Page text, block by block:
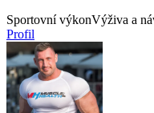
Sportovní výkonVýživa a
Profil